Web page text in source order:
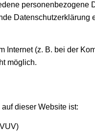
Internet (z. B. bei der
möglich.
dieser Website ist: